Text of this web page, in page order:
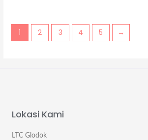
1 2 3 4 5 →
Lokasi Kami
LTC Glodok